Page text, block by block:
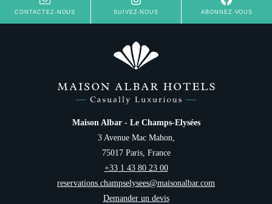
CONTACTEZ-NOUS SUIVEZ-NOUS ABONNEZ-VOUS
Maison Albar - Le Champs-Elysées
3 Avenue Mac Mahon,
75017 Paris, France
+33 1 43 80 23 00
reservations.champselysees@maisonalbar.com
Demander un devis